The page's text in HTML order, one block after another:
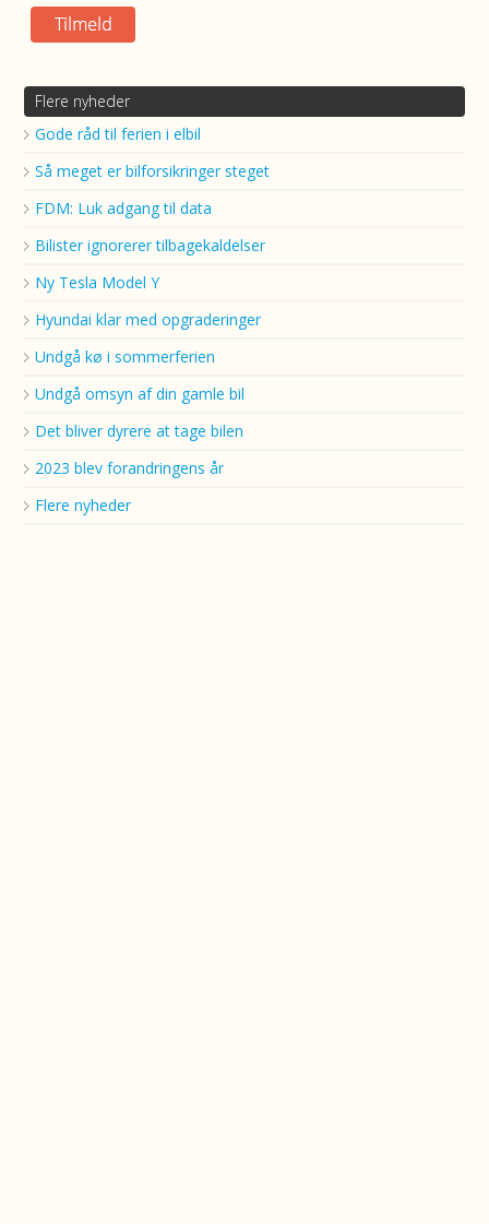
Flere nyheder
Gode råd til ferien i elbil
Så meget er bilforsikringer steget
FDM: Luk adgang til data
Bilister ignorerer tilbagekaldelser
Ny Tesla Model Y
Hyundai klar med opgraderinger
Undgå kø i sommerferien
Undgå omsyn af din gamle bil
Det bliver dyrere at tage bilen
2023 blev forandringens år
Flere nyheder